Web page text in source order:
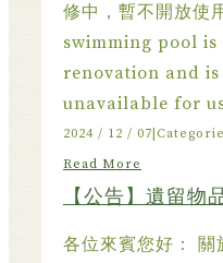
修中，暫不開放使
swimming pool
renovation and
unavailable for
2024 / 12 / 07
Read More
【公告】遺留物
各位來賓您好： 關